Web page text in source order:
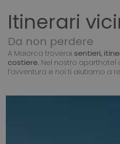
Itinerari
Da non perdere
A Maiorca troverai sentieri,
costiere. Nel nostro aparthotel
l’avventura e noi ti aiutiamo a